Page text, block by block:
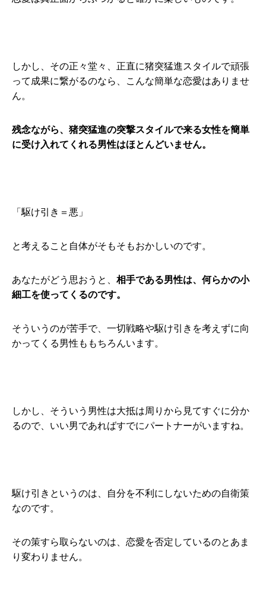
しかし、その正々堂々、正直に猪突猛進スタイルで頑張
って成果に繋がるのなら、こんな簡単な恋愛はありませ
ん。
残念ながら、猪突猛進の突撃スタイルで来る女性を簡単
に受け入れてくれる男性はほとんどいません。
「駆け引き＝悪」
と考えること自体がそもそもおかしいのです。
あなたがどう思おうと、 相手である男性は、何らかの小
細工を使ってくるのです。
そういうのが苦手で、一切戦略や駆け引きを考えずに向
かってくる男性ももちろんいます。
しかし、そういう男性は大抵は周りから見てすぐに分か
るので、いい男であればすでにパートナーがいますね。
駆け引きというのは、自分を不利にしないための自衛策
なのです。
その策すら取らないのは、恋愛を否定しているのとあま
り変わりません。